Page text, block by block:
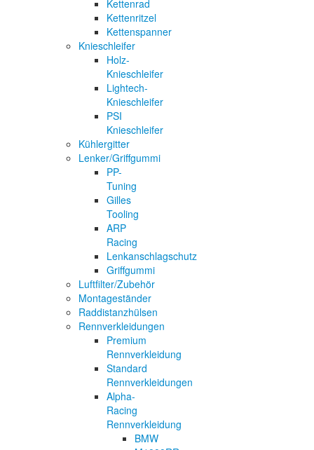
Kettenrad
Kettenritzel
Kettenspanner
Knieschleifer
Holz-
Knieschleifer
Lightech-
Knieschleifer
PSI
Knieschleifer
Kühlergitter
Lenker/Griffgummi
PP-
Tuning
Gilles
Tooling
ARP
Racing
Lenkanschlagschutz
Griffgummi
Luftfilter/Zubehör
Montageständer
Raddistanzhülsen
Rennverkleidungen
Premium
Rennverkleidung
Standard
Rennverkleidungen
Alpha-
Racing
Rennverkleidung
BMW